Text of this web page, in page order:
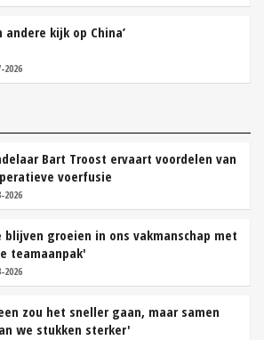
andere kijk op China’
2026
Bart Troost ervaart voordelen van
voerfusie
2026
blijven groeien in ons vakmanschap met
teamaanpak'
2026
zou het sneller gaan, maar samen
we stukken sterker'